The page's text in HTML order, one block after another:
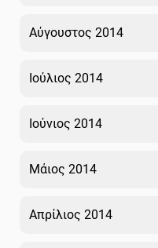
Αύγουστος 2014
Ιούλιος 2014
Ιούνιος 2014
Μάιος 2014
Απρίλιος 2014